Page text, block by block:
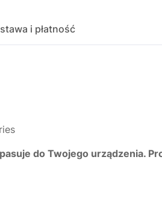
i płatność
do Twojego urządzenia.